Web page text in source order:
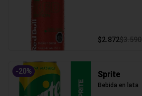
$2.872$3.590
-20% Sprite
Bebida en lata